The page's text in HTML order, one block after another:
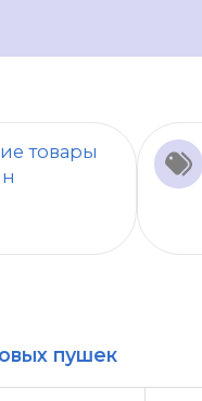
товары
пушек